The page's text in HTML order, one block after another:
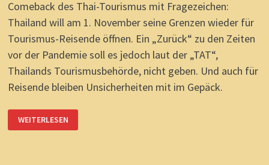
Comeback des Thai-Tourismus mit Fragezeichen:
Thailand will am 1. November seine Grenzen wieder für
Tourismus-Reisende öffnen. Ein „Zurück“ zu den Zeiten
vor der Pandemie soll es jedoch laut der „TAT“,
Thailands Tourismusbehörde, nicht geben. Und auch für
Reisende bleiben Unsicherheiten mit im Gepäck.
THAILAND-
COMEBACK:
HERZLICHE
WEITERLESEN